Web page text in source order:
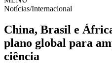
Notícias/Internacional
China, Brasil e
plano global para
ciência